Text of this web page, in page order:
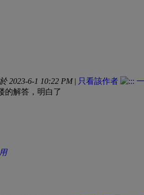
2023-6-1 10:22 PM| 只看該作者
的解答，明白了